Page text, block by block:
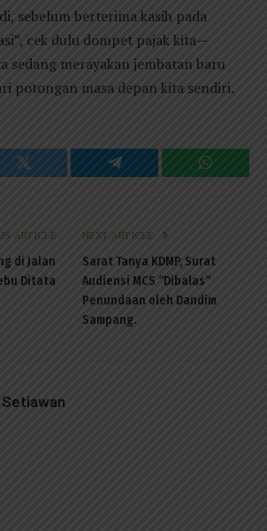
sebelum berterima kasih pada
cek dulu dompet pajak kita—
sedang merayakan jembatan baru
potongan masa depan kita sendiri.
Twitter Telegram
ARTICLE
di Jalan
Ditata
NEXT ARTICLE
Sarat Tanya KDMP, Surat
Audiensi MCS “Dibalas”
Penundaan oleh Dandim
Sampang.
Setiawan